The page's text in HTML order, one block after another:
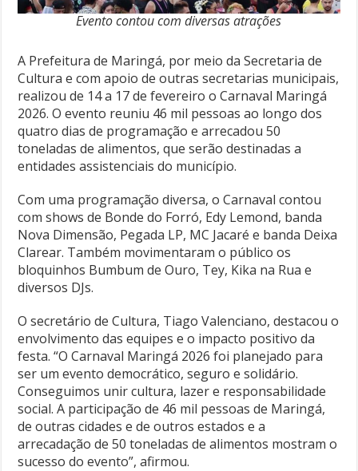
Evento contou com diversas atrações
A Prefeitura de Maringá, por meio da Secretaria de
Cultura e com apoio de outras secretarias municipais,
realizou de 14 a 17 de fevereiro o Carnaval Maringá
2026. O evento reuniu 46 mil pessoas ao longo dos
quatro dias de programação e arrecadou 50
toneladas de alimentos, que serão destinadas a
entidades assistenciais do município.
Com uma programação diversa, o Carnaval contou
com shows de Bonde do Forró, Edy Lemond, banda
Nova Dimensão, Pegada LP, MC Jacaré e banda Deixa
Clarear. Também movimentaram o público os
bloquinhos Bumbum de Ouro, Tey, Kika na Rua e
diversos DJs.
O secretário de Cultura, Tiago Valenciano, destacou o
envolvimento das equipes e o impacto positivo da
festa. “O Carnaval Maringá 2026 foi planejado para
ser um evento democrático, seguro e solidário.
Conseguimos unir cultura, lazer e responsabilidade
social. A participação de 46 mil pessoas de Maringá,
de outras cidades e de outros estados e a
arrecadação de 50 toneladas de alimentos mostram o
sucesso do evento”, afirmou.